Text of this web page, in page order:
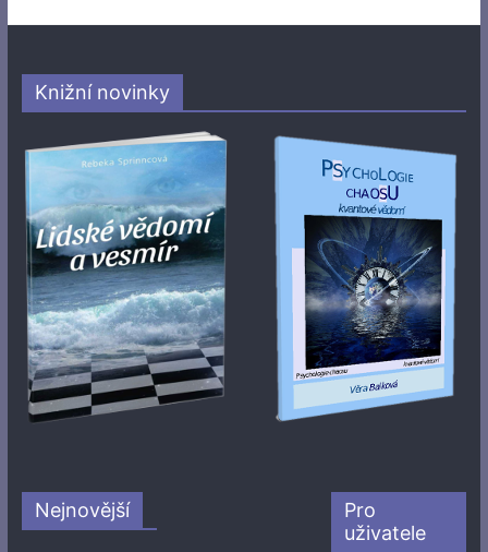
Knižní novinky
Nejnovější
Pro
uživatele